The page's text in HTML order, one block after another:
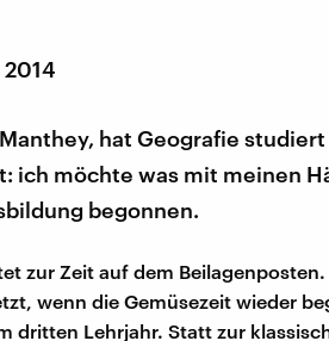
2014
hat Geografie
ich möchte was mit meinen
begonnen.
zur Zeit auf dem
wenn die Gemüsezeit wieder
dritten Lehrjahr. Statt zur